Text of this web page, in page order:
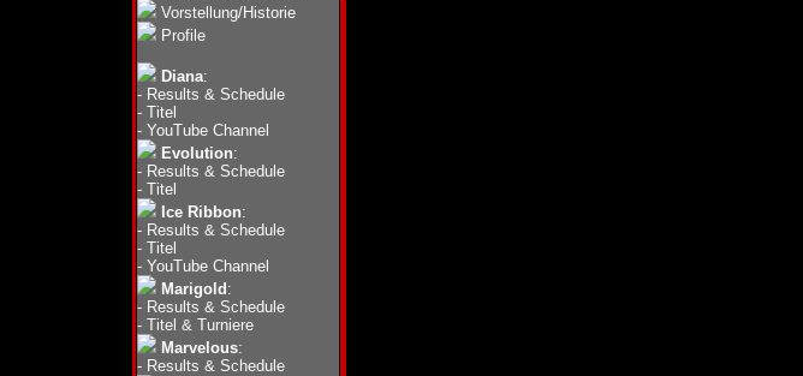
Vorstellung/Historie
Profile
Diana:
- Results & Schedule
- Titel
- YouTube Channel
Evolution:
- Results & Schedule
- Titel
Ice Ribbon:
- Results & Schedule
- Titel
- YouTube Channel
Marigold :
- Results & Schedule
- Titel & Turniere
Marvelous:
- Results & Schedule